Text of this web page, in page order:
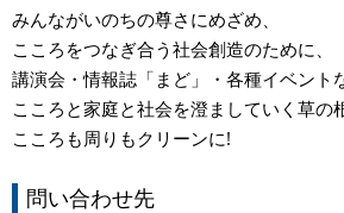
みんながいのちの尊さにめざめ、
こころをつなぎ合う社会創造のために、
講演会・情報誌「まど」・各種イベント
こころと家庭と社会を澄ましていく草の
こころも周りもクリーンに!
問い合わせ先